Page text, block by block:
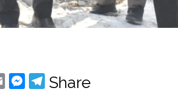
EmailMessenger
Telegram
Share